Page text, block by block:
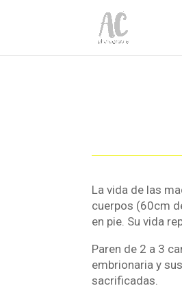
La vida de las
cuerpos (60cm
en pie. Su vida
Paren de 2 a 3
embrionaria y
sacrificadas.